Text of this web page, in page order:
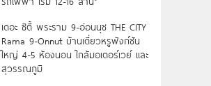
เดอะ ซิตี้ พระราม 9-อ่อนนุช THE CITY
Rama 9-Onnut บ้านเดี่ยวหรูฟังก์ชัน
ใหญ่ 4-5 ห้องนอน ใกล้มอเตอร์เวย์ และ
สุวรรณภูมิ